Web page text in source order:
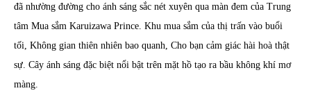
đã nhường đường cho ánh sáng sắc nét xuyên qua màn đem của Trung
tâm Mua sắm Karuizawa Prince. Khu mua sắm của thị trấn vào buổi
tối, Không gian thiên nhiên bao quanh, Cho bạn cảm giác hài hoà thật
sự. Cây ánh sáng đặc biệt nổi bật trên mặt hồ tạo ra bầu không khí mơ
màng.